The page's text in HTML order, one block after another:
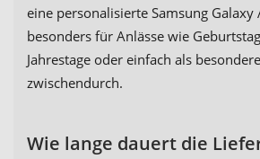
eine personalisierte Samsung Galaxy
besonders für Anlässe wie
Jahrestage oder einfach als
zwischendurch.
Wie lange dauert die